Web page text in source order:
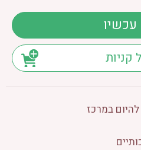
עכשיו
קניות
במרכז